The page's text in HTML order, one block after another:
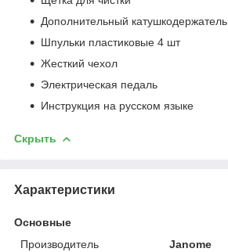
Дополнительный катушкодержатель
Шпульки пластиковые 4 шт
Жесткий чехол
Электрическая педаль
Инструкция на русском языке
Скрыть
Характеристики
Основные
Производитель
Janome